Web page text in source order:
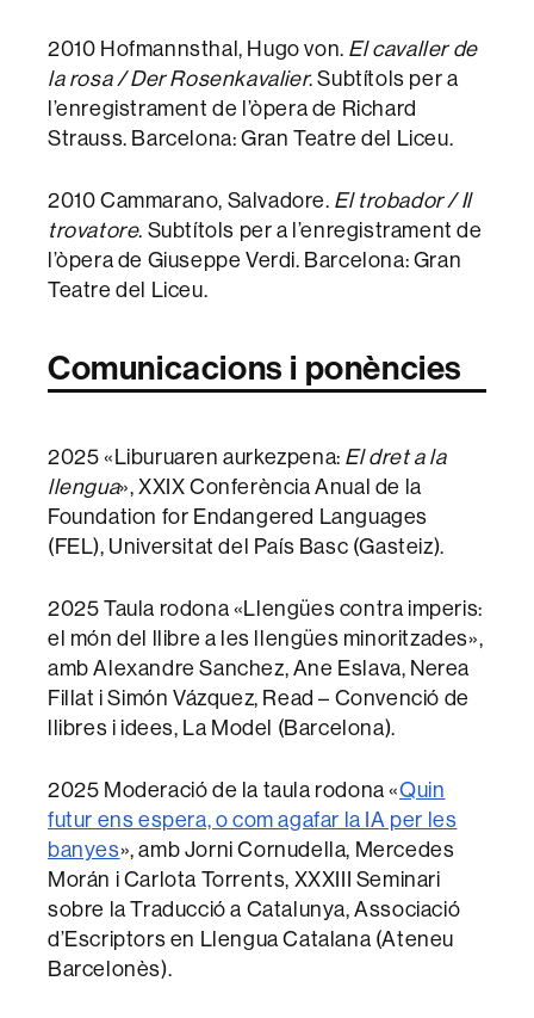
2010 Hofmannsthal, Hugo von. El cavaller de
la rosa / Der Rosenkavalier. Subtítols per a
l’enregistrament de l’òpera de Richard
Strauss. Barcelona: Gran Teatre del Liceu.
2010 Cammarano, Salvadore. El trobador / Il
trovatore. Subtítols per a l’enregistrament de
l’òpera de Giuseppe Verdi. Barcelona: Gran
Teatre del Liceu.
Comunicacions i ponències
2025 «Liburuaren aurkezpena: El dret a la
llengua», XXIX Conferència Anual de la
Foundation for Endangered Languages
(FEL), Universitat del País Basc (Gasteiz).
2025 Taula rodona «Llengües contra imperis:
el món del llibre a les llengües minoritzades»,
amb Alexandre Sanchez, Ane Eslava, Nerea
Fillat i Simón Vázquez, Read – Convenció de
llibres i idees, La Model (Barcelona).
2025 Moderació de la taula rodona «Quin
futur ens espera, o com agafar la IA per les
banyes», amb Jorni Cornudella, Mercedes
Morán i Carlota Torrents, XXXIII Seminari
sobre la Traducció a Catalunya, Associació
d’Escriptors en Llengua Catalana (Ateneu
Barcelonès).